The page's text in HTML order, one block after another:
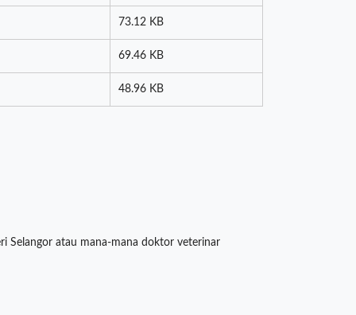
73.12 KB
69.46 KB
48.96 KB
Selangor atau mana-mana doktor veterinar